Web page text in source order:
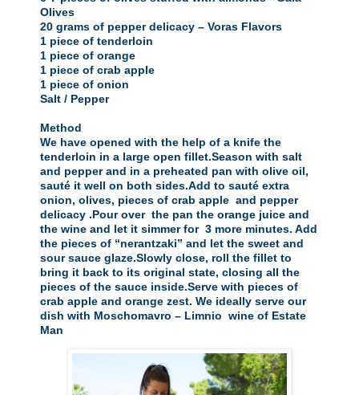
Olives
20 grams of pepper delicacy – Voras Flavors
1 piece of tenderloin
1 piece of orange
1 piece of crab apple
1 piece of onion
Salt / Pepper
Method
We have opened with the help of a knife the
tenderloin in a large open fillet.Season with salt
and pepper and in a preheated pan with olive oil,
sauté it well on both sides.Add to sauté extra
onion, olives, pieces of crab apple  and pepper
delicacy .Pour over  the pan the orange juice and
the wine and let it simmer for  3 more minutes. Add
the pieces of “nerantzaki” and let the sweet and
sour sauce glaze.Slowly close, roll the fillet to
bring it back to its original state, closing all the
pieces of the sauce inside.Serve with pieces of
crab apple and orange zest. We ideally serve our
dish with Moschomavro – Limnio  wine of Estate
Man